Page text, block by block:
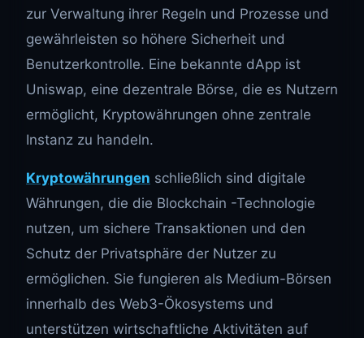
zur Verwaltung ihrer Regeln und Prozesse und
gewährleisten so höhere Sicherheit und
Benutzerkontrolle. Eine bekannte dApp ist
Uniswap, eine dezentrale Börse, die es Nutzern
ermöglicht, Kryptowährungen ohne zentrale
Instanz zu handeln.
Kryptowährungen schließlich sind digitale
Währungen, die die Blockchain -Technologie
nutzen, um sichere Transaktionen und den
Schutz der Privatsphäre der Nutzer zu
ermöglichen. Sie fungieren als Medium-Börsen
innerhalb des Web3-Ökosystems und
unterstützen wirtschaftliche Aktivitäten auf